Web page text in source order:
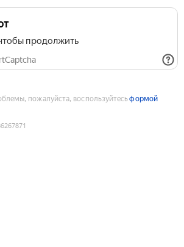
продолжить
пожалуйста, воспользуйтесьформой